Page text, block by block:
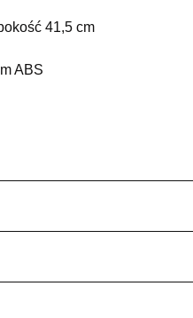
41,5 cm
ABS